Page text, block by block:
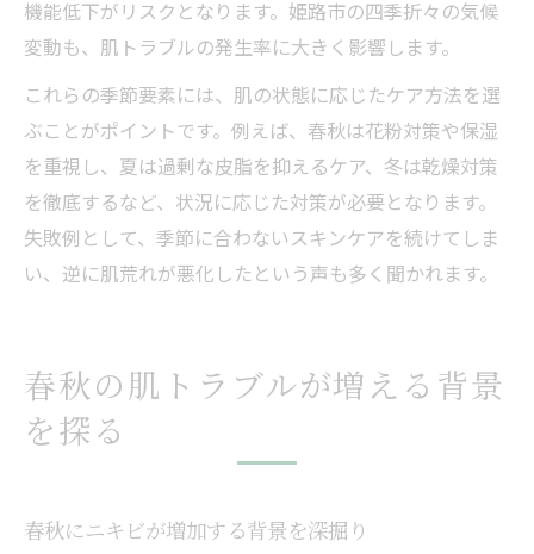
機能低下がリスクとなります。姫路市の四季折々の気候
変動も、肌トラブルの発生率に大きく影響します。
これらの季節要素には、肌の状態に応じたケア方法を選
ぶことがポイントです。例えば、春秋は花粉対策や保湿
を重視し、夏は過剰な皮脂を抑えるケア、冬は乾燥対策
を徹底するなど、状況に応じた対策が必要となります。
失敗例として、季節に合わないスキンケアを続けてしま
い、逆に肌荒れが悪化したという声も多く聞かれます。
春秋の肌トラブルが増える背景
を探る
春秋にニキビが増加する背景を深掘り